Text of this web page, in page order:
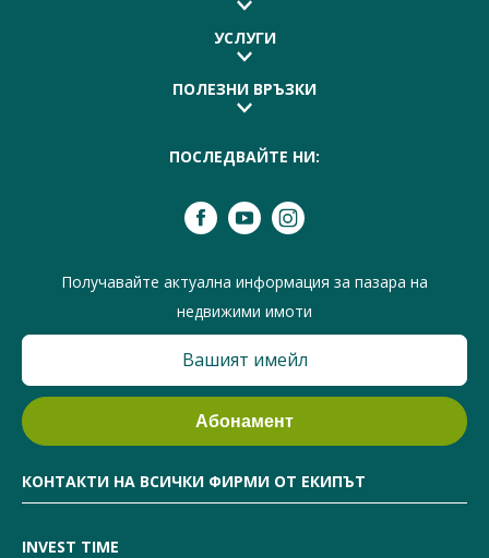
УСЛУГИ
ПОЛЕЗНИ ВРЪЗКИ
ПОСЛЕДВАЙТЕ НИ:
Получавайте актуална информация за пазара на
недвижими имоти
КОНТАКТИ НА ВСИЧКИ ФИРМИ ОТ ЕКИПЪТ
INVEST TIME